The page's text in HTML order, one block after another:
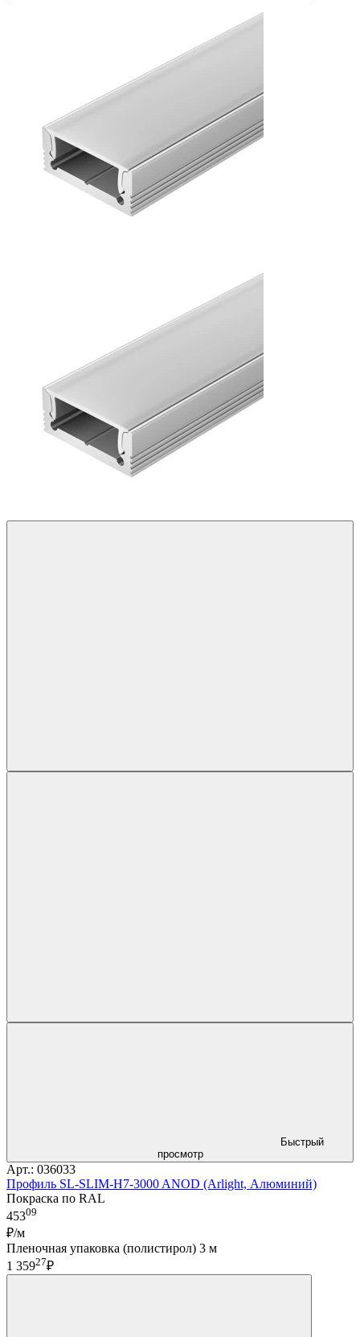
Быстрый
просмотр
Арт.: 036033
Профиль SL-SLIM-H7-3000 ANOD (Arlight, Алюминий)
Покраска по RAL
45309
₽/м
Пленочная упаковка (полистирол) 3 м
1 35927₽